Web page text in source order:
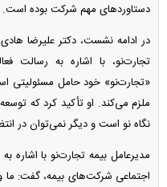
دستاورد‌های مهم شرکت بوده است.
در ادامه نشست، دکتر علیرضا
تجارت‌نو، با اشاره به رسالت
«تجارت‌نو» خود حامل مسئولیتی
ملزم می‌کند. او تأکید کرد که
نگاه نو است و دیگر نمی‌توان در
مدیرعامل بیمه تجارت‌نو با
اجتماعی شرکت‌های بیمه، گفت: ما